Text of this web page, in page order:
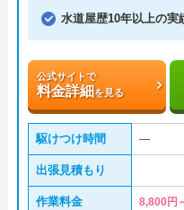
水道屋歴10年以上の実
公式サイトで
料金詳細を見る
駆けつけ時間 ―
出張見積もり
作業料金 8,800円